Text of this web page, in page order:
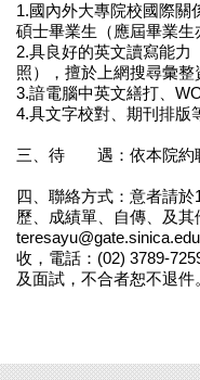
1.國內外大專院校國際關
碩士畢業生（應屆畢業生
2.具良好的英文讀寫能力
照），擅於上網搜尋彙整
3.諳電腦中英文繕打、
4.具文字校對、期刊排版
三、待 遇：依本院約聘
四、聯絡方式：意者請
歷、成績單、自傳、及
收，電話：(02) 3789-
及面試，不合者恕不退件